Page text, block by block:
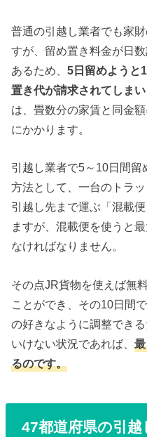
普通の引越し業者でも家
すが、留め置き料金が日
あるため、5日留めようと
置き代が請求されてしま
は、畳数分の家賃と同金
にかかります。
引越し業者で5～10日間
方法として、一台のトラ
引越し先まで運ぶ「混載
ますが、混載便を使うと
なければなりません。
その点JR貨物を使えば無
ことができ、その10日間
の好きなように調整でき
いけない状況であれば、
るのです。
47都道府県の引越